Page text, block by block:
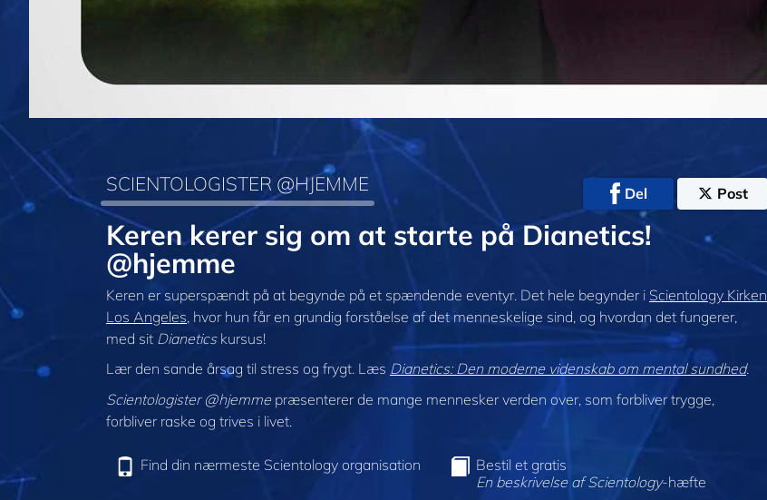
SCIENTOLOGISTER @HJEMME Del Post
Keren kerer sig om at starte på Dianetics!
@hjemme
Keren er superspændt på at begynde på et spændende eventyr. Det hele begynder i Scientology Kirken
Los Angeles, hvor hun får en grundig forståelse af det menneskelige sind, og hvordan det fungerer,
med sit Dianeticskursus!
Lær den sande årsag til stress og frygt. Læs Dianetics: Den moderne videnskab om mental sundhed.
Scientologister @hjemmepræsenterer de mange mennesker verden over, som forbliver trygge,
forbliver raske og trives i livet.
Find din nærmeste Scientology organisation
Bestil et gratis
En beskrivelse af Scientology-hæfte